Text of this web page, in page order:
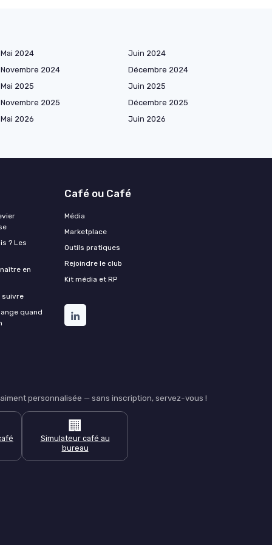
Mai 2024
Juin 2024
Novembre 2024
Décembre 2024
Mai 2025
Juin 2025
Novembre 2025
Décembre 2025
Mai 2026
Juin 2026
? Les
en
suivre
quand
Café ou Café
Média
Marketplace
Outils pratiques
Rejoindre le club
Kit média et RP
personnalisée — sans inscription, servez-vous !
🏢
Simulateur café au
bureau